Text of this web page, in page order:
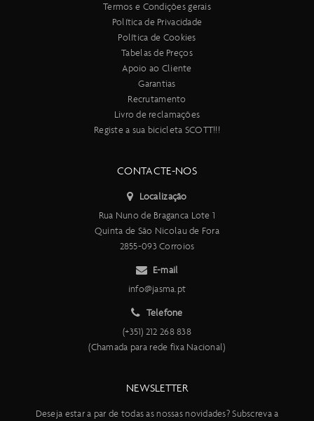
Termos e Condições gerais
Política de Privacidade
Política de Cookies
Tabelas de Preços
Apoio ao Cliente
Garantias
Recrutamento
Livro de reclamações
Registe a sua bicicleta SCOTT!!!
CONTACTE-NOS
Localização
Rua Nuno de Braganca Lote 1
Quinta de São Nicolau de Fora
2855-093 Corroios
E-mail
info@jasma.pt
Telefone
(+351) 212 268 838
(Chamada para rede fixa Nacional)
NEWSLETTER
Deseja estar a par de todas as nossas novidades? Subscreva a